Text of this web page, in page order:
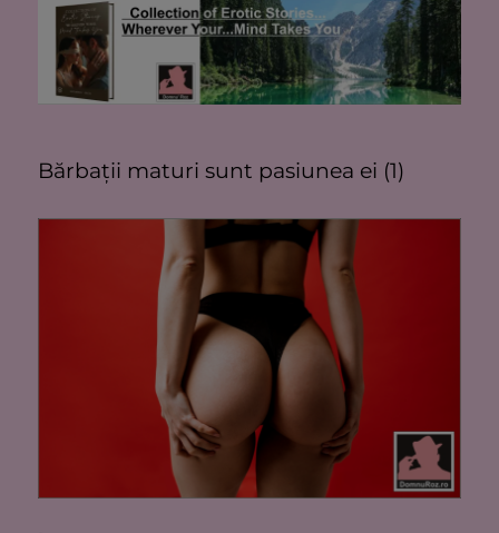
Bărbaţii maturi sunt pasiunea ei (1)